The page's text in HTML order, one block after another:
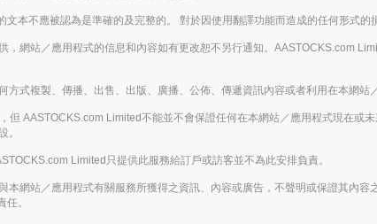
本不應被認為是準確的及完整的。 對於因使用翻譯功能而造成的任何形式的
網站／應用程式的信息和內容如有更改恕不另行通知。AASTOCKS.com
式複製、傳播、出售、出版、廣播、公佈、傳遞資訊內容或者利用在本網站
AASTOCKS.com Limited不能並不會保證任何在本網站／應用程式現在或
。
Limited只提供此服務給訂戶或訪客並不為此安排負責。
網站／應用程式有關服務所獲得之資訊、內容或廣告，不聲明或保證其內
。